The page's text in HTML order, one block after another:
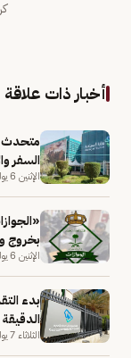
أخبار ذات علاقة
متحدث
السفر
الإثنين 6 يوليو 2026
بخروج
الإثنين 6 يوليو 2026
بدء
الثلاثاء 7 يوليو 2026